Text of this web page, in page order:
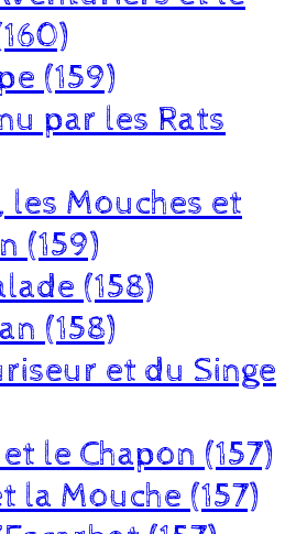
(159)
par les Rats
les Mouches et
(159)
(158)
(158)
et du Singe
le Chapon (157)
la Mouche (157)